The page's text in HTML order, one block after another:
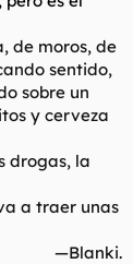
de moros, de
sentido,
sobre un
y cerveza
drogas, la
a traer unas
—Blanki.​